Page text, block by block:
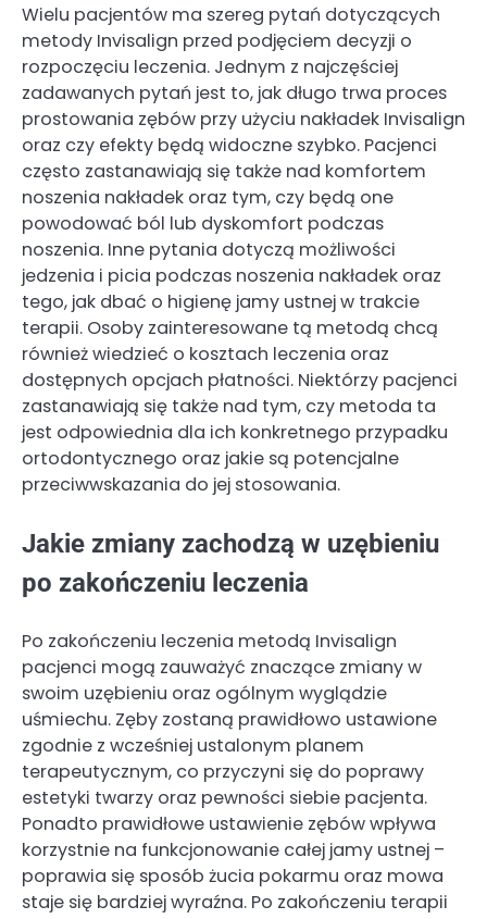
Wielu pacjentów ma szereg pytań dotyczących
metody Invisalign przed podjęciem decyzji o
rozpoczęciu leczenia. Jednym z najczęściej
zadawanych pytań jest to, jak długo trwa proces
prostowania zębów przy użyciu nakładek Invisalign
oraz czy efekty będą widoczne szybko. Pacjenci
często zastanawiają się także nad komfortem
noszenia nakładek oraz tym, czy będą one
powodować ból lub dyskomfort podczas
noszenia. Inne pytania dotyczą możliwości
jedzenia i picia podczas noszenia nakładek oraz
tego, jak dbać o higienę jamy ustnej w trakcie
terapii. Osoby zainteresowane tą metodą chcą
również wiedzieć o kosztach leczenia oraz
dostępnych opcjach płatności. Niektórzy pacjenci
zastanawiają się także nad tym, czy metoda ta
jest odpowiednia dla ich konkretnego przypadku
ortodontycznego oraz jakie są potencjalne
przeciwwskazania do jej stosowania.
Jakie zmiany zachodzą w uzębieniu
po zakończeniu leczenia
Po zakończeniu leczenia metodą Invisalign
pacjenci mogą zauważyć znaczące zmiany w
swoim uzębieniu oraz ogólnym wyglądzie
uśmiechu. Zęby zostaną prawidłowo ustawione
zgodnie z wcześniej ustalonym planem
terapeutycznym, co przyczyni się do poprawy
estetyki twarzy oraz pewności siebie pacjenta.
Ponadto prawidłowe ustawienie zębów wpływa
korzystnie na funkcjonowanie całej jamy ustnej –
poprawia się sposób żucia pokarmu oraz mowa
staje się bardziej wyraźna. Po zakończeniu terapii